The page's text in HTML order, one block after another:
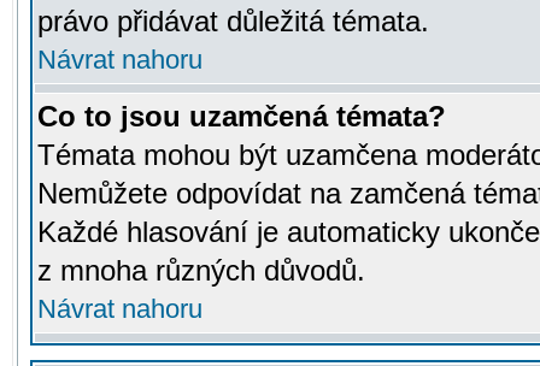
právo přidávat důležitá témata.
Návrat nahoru
Co to jsou uzamčená témata?
Témata mohou být uzamčena
Nemůžete odpovídat na zamčená
Každé hlasování je automaticky
z mnoha různých důvodů.
Návrat nahoru